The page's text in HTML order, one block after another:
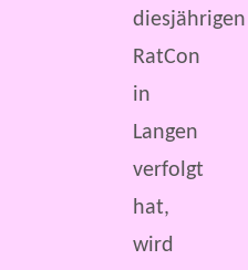
diesjährigen
RatCon
in
Langen
verfolgt
hat,
wird